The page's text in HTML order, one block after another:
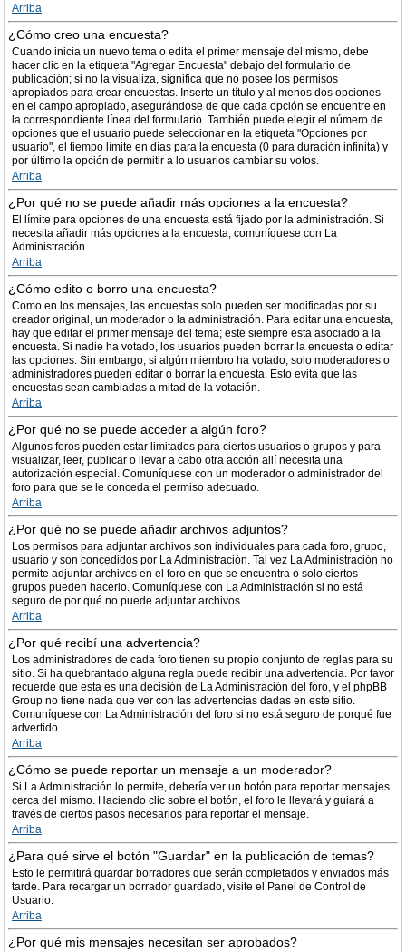
Arriba
¿Cómo creo una encuesta?
Cuando inicia un nuevo tema o edita el primer mensaje del mismo, debe
hacer clic en la etiqueta "Agregar Encuesta" debajo del formulario de
publicación; si no la visualiza, significa que no posee los permisos
apropiados para crear encuestas. Inserte un título y al menos dos opciones
en el campo apropiado, asegurándose de que cada opción se encuentre en
la correspondiente línea del formulario. También puede elegir el número de
opciones que el usuario puede seleccionar en la etiqueta "Opciones por
usuario", el tiempo límite en días para la encuesta (0 para duración infinita) y
por último la opción de permitir a lo usuarios cambiar su votos.
Arriba
¿Por qué no se puede añadir más opciones a la encuesta?
El límite para opciones de una encuesta está fijado por la administración. Si
necesita añadir más opciones a la encuesta, comuníquese con La
Administración.
Arriba
¿Cómo edito o borro una encuesta?
Como en los mensajes, las encuestas solo pueden ser modificadas por su
creador original, un moderador o la administración. Para editar una encuesta,
hay que editar el primer mensaje del tema; este siempre esta asociado a la
encuesta. Si nadie ha votado, los usuarios pueden borrar la encuesta o editar
las opciones. Sin embargo, si algún miembro ha votado, solo moderadores o
administradores pueden editar o borrar la encuesta. Esto evita que las
encuestas sean cambiadas a mitad de la votación.
Arriba
¿Por qué no se puede acceder a algún foro?
Algunos foros pueden estar limitados para ciertos usuarios o grupos y para
visualizar, leer, publicar o llevar a cabo otra acción allí necesita una
autorización especial. Comuníquese con un moderador o administrador del
foro para que se le conceda el permiso adecuado.
Arriba
¿Por qué no se puede añadir archivos adjuntos?
Los permisos para adjuntar archivos son individuales para cada foro, grupo,
usuario y son concedidos por La Administración. Tal vez La Administración no
permite adjuntar archivos en el foro en que se encuentra o solo ciertos
grupos pueden hacerlo. Comuníquese con La Administración si no está
seguro de por qué no puede adjuntar archivos.
Arriba
¿Por qué recibí una advertencia?
Los administradores de cada foro tienen su propio conjunto de reglas para su
sitio. Si ha quebrantado alguna regla puede recibir una advertencia. Por favor
recuerde que esta es una decisión de La Administración del foro, y el phpBB
Group no tiene nada que ver con las advertencias dadas en este sitio.
Comuníquese con La Administración del foro si no está seguro de porqué fue
advertido.
Arriba
¿Cómo se puede reportar un mensaje a un moderador?
Si La Administración lo permite, debería ver un botón para reportar mensajes
cerca del mismo. Haciendo clic sobre el botón, el foro le llevará y guiará a
través de ciertos pasos necesarios para reportar el mensaje.
Arriba
¿Para qué sirve el botón "Guardar" en la publicación de temas?
Esto le permitirá guardar borradores que serán completados y enviados más
tarde. Para recargar un borrador guardado, visite el Panel de Control de
Usuario.
Arriba
¿Por qué mis mensajes necesitan ser aprobados?